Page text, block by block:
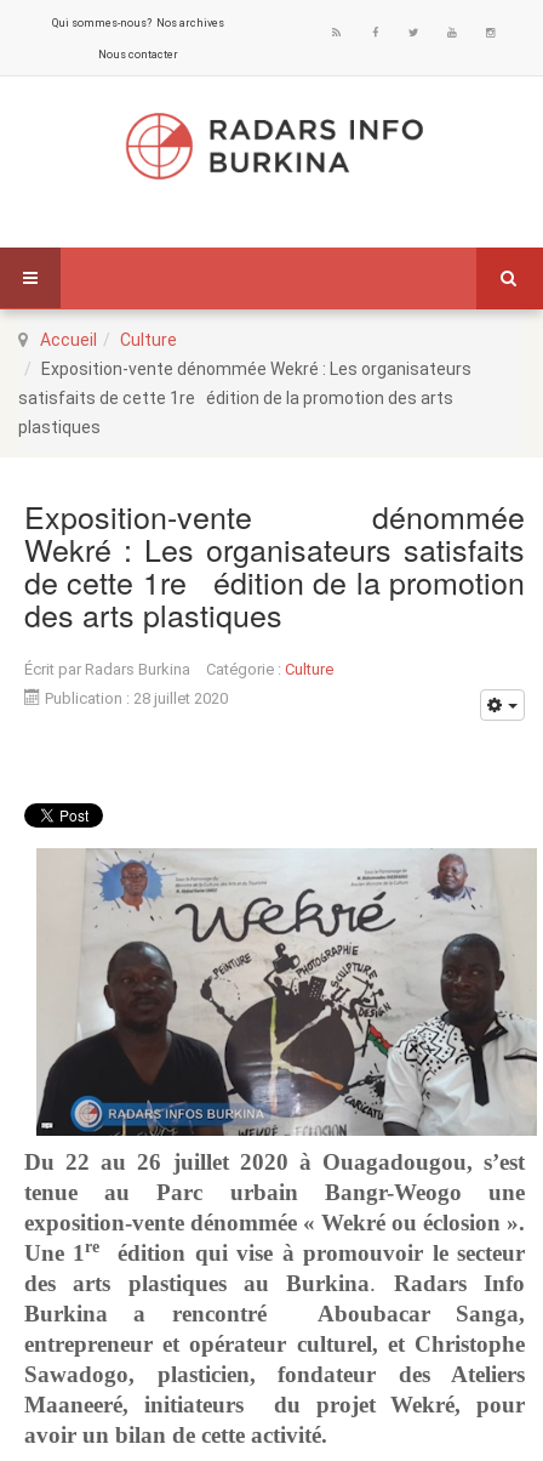
Qui sommes-nous? Nos archives
Nous contacter
Accueil
Culture
Exposition-vente dénommée Wekré : Les organisateurs
satisfaits de cette 1re édition de la promotion des arts
plastiques
Exposition-vente dénommée
Wekré : Les organisateurs satisfaits
de cette 1re édition de la promotion
des arts plastiques
Écrit par Radars Burkina Catégorie : Culture
Publication : 28 juillet 2020
Du 22 au 26 juillet 2020 à Ouagadougou, s’est
tenue au Parc urbain Bangr-Weogo une
exposition-vente dénommée « Wekré ou éclosion ».
Une 1re
édition qui vise à promouvoir le secteur
des arts plastiques au Burkina. Radars Info
Burkina a rencontré Aboubacar Sanga,
entrepreneur et opérateur culturel, et Christophe
Sawadogo, plasticien, fondateur des Ateliers
Maaneeré, initiateurs du projet Wekré, pour
avoir un bilan de cette activité.